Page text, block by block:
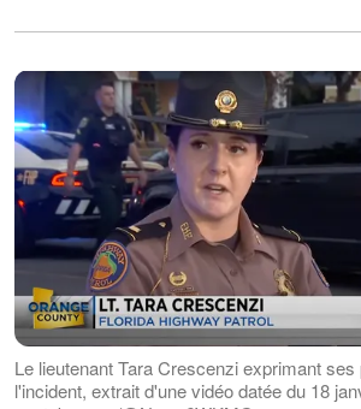
Le lieutenant Tara Crescenzi exprimant
l'incident, extrait d'une vidéo datée du 18